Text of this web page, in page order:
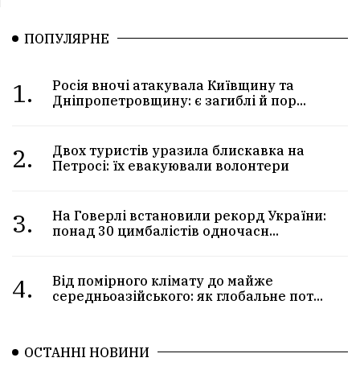
ПОПУЛЯРНЕ
1.
Росія вночі атакувала Київщину та
Дніпропетровщину: є загиблі й пор...
2.
Двох туристів уразила блискавка на
Петросі: їх евакуювали волонтери
3.
На Говерлі встановили рекорд України:
понад 30 цимбалістів одночасн...
4.
Від помірного клімату до майже
середньоазійського: як глобальне пот...
ОСТАННІ НОВИНИ